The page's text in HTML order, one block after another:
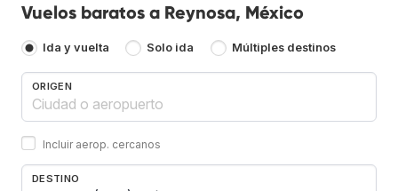
Vuelos baratos a Reynosa, México
Ida y vuelta Solo ida Múltiples destinos
ORIGEN
Incluir aerop. cercanos
DESTINO